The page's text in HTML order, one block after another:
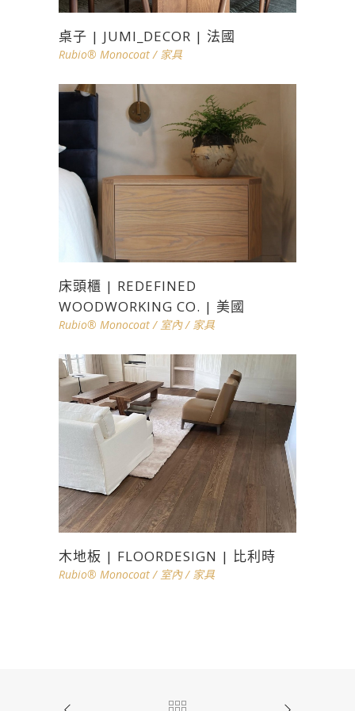
桌子 | JUMI_DECOR | 法國
Rubio® Monocoat / 家具
床頭櫃 | REDEFINED
WOODWORKING CO. | 美國
Rubio® Monocoat / 室內/ 家具
木地板 | FLOORDESIGN | 比利時
Rubio® Monocoat / 室內/ 家具